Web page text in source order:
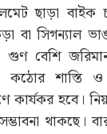
ছাড়া বাইক
বা সিগন্যাল
বেশি
কঠোর শাস্তি
কার্যকর হবে।
থাকছে।